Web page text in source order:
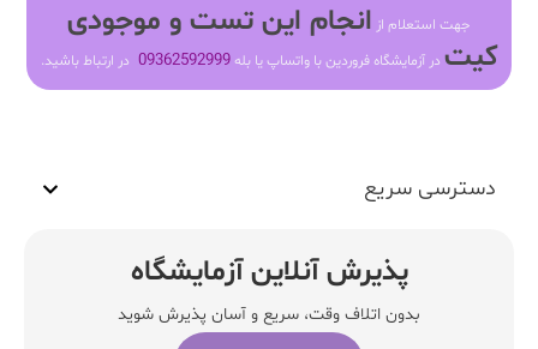
جهت استعلام از انجام این تست و موجودی
کیت در آزمایشگاه فروردین با واتساپ یا بله09362592999 در ارتباط باشید.
دسترسی سریع
پذیرش آنلاین آزمایشگاه
بدون اتلاف وقت، سریع و آسان پذیرش شوید